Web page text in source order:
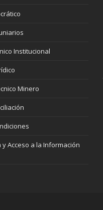
Institucional
Minero
Acceso a la Información